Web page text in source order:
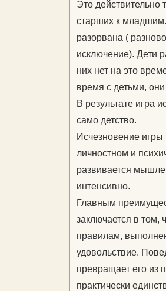
Это действительно
старших к младшим.
разорвана (
исключение). Дети
них нет на это
время с детьми,
В результате игра
само детство.
Исчезновение игры
личностном и
развивается
интенсивно.
Главным
заключается в том,
правилам,
удовольствие.
превращает его из
практически